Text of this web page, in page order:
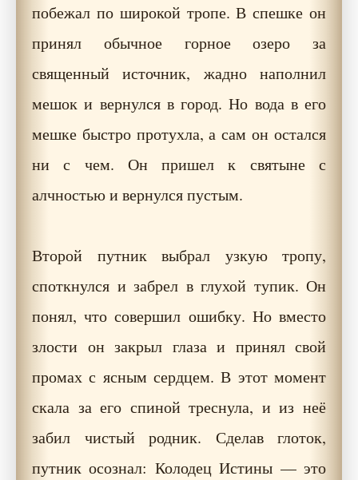
побежал по широкой тропе. В спешке он
принял обычное горное озеро за
священный источник, жадно наполнил
мешок и вернулся в город. Но вода в его
мешке быстро протухла, а сам он остался
ни с чем. Он пришел к святыне с
алчностью и вернулся пустым.
Второй путник выбрал узкую тропу,
споткнулся и забрел в глухой тупик. Он
понял, что совершил ошибку. Но вместо
злости он закрыл глаза и принял свой
промах с ясным сердцем. В этот момент
скала за его спиной треснула, и из неё
забил чистый родник. Сделав глоток,
путник осознал: Колодец Истины — это